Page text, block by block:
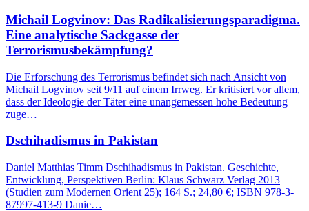
Michail Logvinov: Das Radikalisierungsparadigma.
Eine analytische Sackgasse der
Terrorismusbekämpfung?
Die Erforschung des Terrorismus befindet sich nach Ansicht von
Michail Logvinov seit 9/11 auf einem Irrweg. Er kritisiert vor allem,
dass der Ideologie der Täter eine unangemessen hohe Bedeutung
zuge…
Dschihadismus in Pakistan
Daniel Matthias Timm Dschihadismus in Pakistan. Geschichte,
Entwicklung, Perspektiven Berlin: Klaus Schwarz Verlag 2013
(Studien zum Modernen Orient 25); 164 S.; 24,80 €; ISBN 978-3-
87997-413-9 Danie…